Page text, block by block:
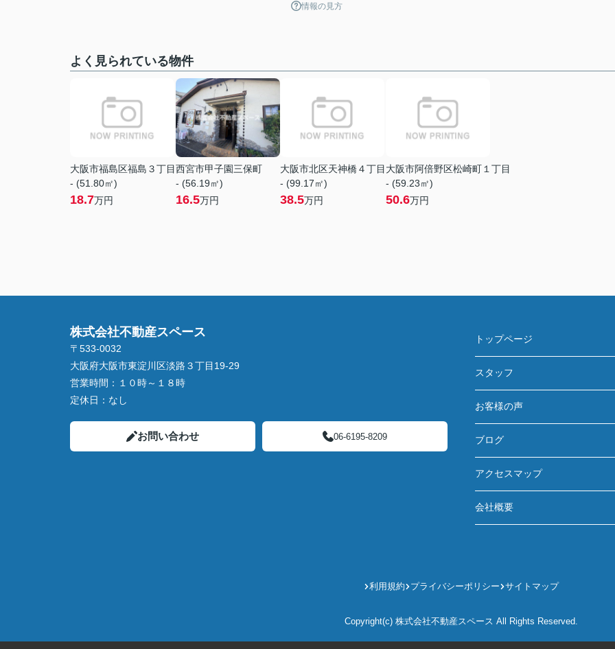
情報の見方
よく見られている物件
大阪市福島区福島３丁目
- (51.80㎡)
18.7万円
西宮市甲子園三保町
- (56.19㎡)
16.5万円
大阪市北区天神橋４丁目
- (99.17㎡)
38.5万円
大阪市阿倍野区松崎町１丁目
- (59.23㎡)
50.6万円
株式会社不動産スペース
〒533-0032
大阪府大阪市東淀川区淡路３丁目19-29
営業時間： １０時～１８時
定休日： なし
お問い合わせ 06-6195-8209
トップページ
スタッフ
お客様の声
ブログ
アクセスマップ
会社概要
利用規約 プライバシーポリシー サイトマップ
Copyright(c) 株式会社不動産スペース All Rights Reserved.